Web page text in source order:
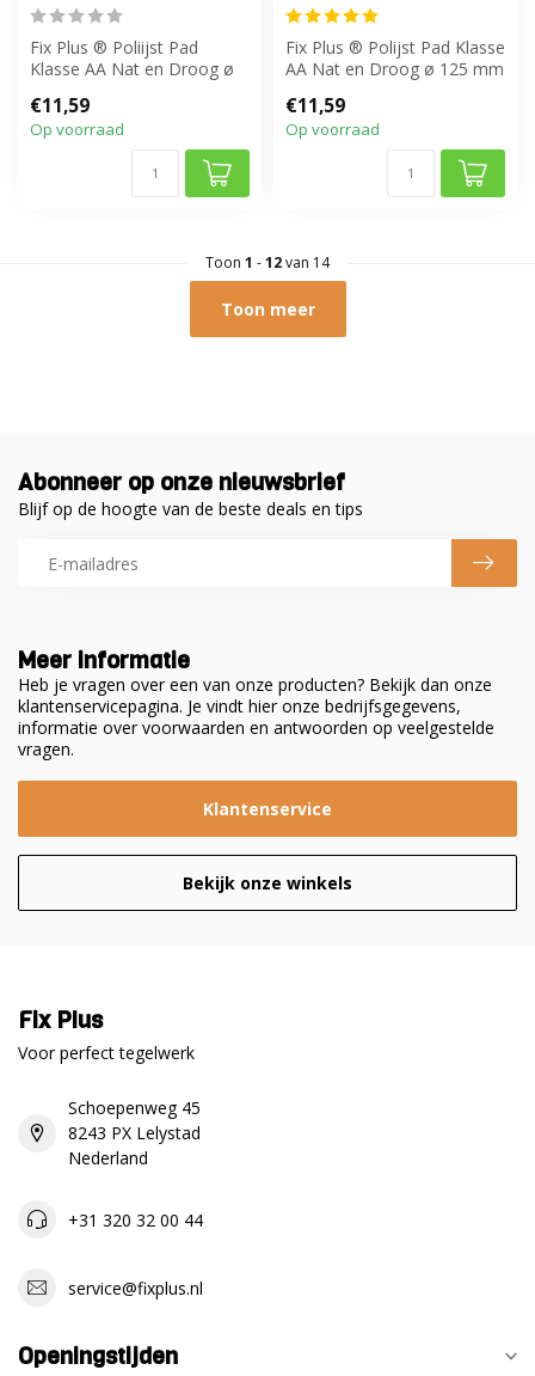
Fix Plus ® Poliijst Pad
Klasse AA Nat en Droog ø
€11,59
Op voorraad
Fix Plus ® Polijst Pad Klasse
AA Nat en Droog ø 125 mm
€11,59
Op voorraad
Toon 1 -12van 14
Toon meer
Meer informatie
Heb je vragen over een van onze producten? Bekijk dan onze
klantenservicepagina. Je vindt hier onze bedrijfsgegevens,
informatie over voorwaarden en antwoorden op veelgestelde
vragen.
Klantenservice
Bekijk onze winkels
Abonneer op onze nieuwsbrief
Blijf op de hoogte van de beste deals en tips
Fix Plus
Voor perfect tegelwerk
Schoepenweg 45
8243 PX Lelystad
Nederland
+31 320 32 00 44
service@fixplus.nl
Openingstijden